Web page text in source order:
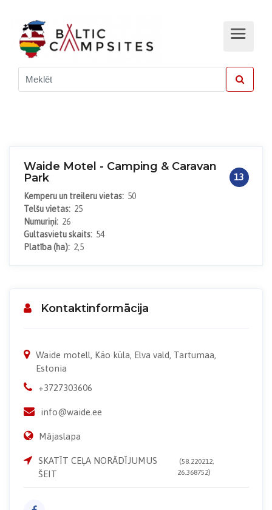
Waide Motel - Camping & Caravan
Park
13
Kemperu un treileru vietas: 50
Telšu vietas: 25
Numuriņi: 26
Gultasvietu skaits: 54
Platība (ha): 2,5
Kontaktinformācija
Waide motell, Käo küla, Elva vald, Tartumaa,
Estonia
+3727303606
info@waide.ee
Mājaslapa
SKATĪT CEĻA NORĀDĪJUMUS
ŠEIT
(58.220212,
26.368752)